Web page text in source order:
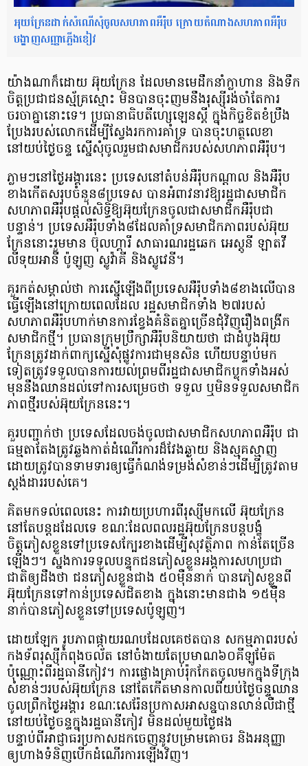
អុយក្រែនដាក់សំណើសុំចូលសហភាពអឺរ៉ុប ក្រោយតំណាងសហភាពអឺរ៉ុប
បង្ហាញសញ្ញាភ្លើងខៀវ
យ៉ាងណាក៏ដោយ អ៊ុយក្រែន ដែលមានមេដឹកនាំក្លាហាន និងទឹក
ចិត្តប្រជាជនស្ម័គ្រស្មោះ មិនបានចុះញមនឹងរុស្ស៊ីរង់ចាំតែការ
ចរចាគ្នានោះទេ។ ប្រធានាធិបតីហ្សេឡេនស្គី ក្នុងកិច្ចខិតខំប្រឹង
ប្រែងរបស់លោកដើម្បីស្វែងរកការគាំទ្រ បានចុះហត្ថលេខា
នៅយប់ថ្ងៃចន្ទ ស្នើសុំចូលរួមជាសមាជិករបស់សហភាពអឺរ៉ុប។
ភ្លាមៗនៅថ្ងៃអង្គារនេះ ប្រទេសនៅតំបន់អឺរ៉ុបកណ្តាល និងអឺរ៉ុប
ខាងកើតសរុបចំនួន៨ប្រទេស បានអំពាវនាវឱ្យរដ្ឋជាសមាជិក
សហភាពអឺរ៉ុបផ្តល់សិទ្ធិឱ្យអ៊ុយក្រែនចូលជាសមាជិកអឺរ៉ុបជា
បន្ទាន់។ ប្រទេសអឺរ៉ុបទាំង៨ដែលគាំទ្រសមាជិកភាពរបស់អ៊ុយ
ក្រែននោះរួមមាន ប៊ុលហ្គារី សាធារណរដ្ឋឆេក អេស្តូនី ឡាតវី
លីទុយអានី ប៉ូឡូញ ស្លូវ៉ាគី និងស្លូវេនី។
គួរកត់សម្គាល់ថា ការស្នើឡើងពីប្រទេសអឺរ៉ុបទាំង៨ខាងលើបាន
ធ្វើឡើងនៅក្រោយពេលដែល រដ្ឋសមាជិកទាំង ២៧របស់
សហភាពអឺរ៉ុបហាក់មានការខ្វែងគំនិតគ្នាច្រើនជុំវិញរឿងពង្រីក
សមាជិកថ្មី។ ប្រធានក្រុមប្រឹក្សាអឺរ៉ុបនិយាយថា ជាដំបូងអ៊ុយ
ក្រែនត្រូវដាក់ពាក្យស្នើសុំផ្លូវការជាមុនសិន ហើយបន្ទាប់មក
ទៀតត្រូវទទួលបានការយល់ព្រមពីរដ្ឋជាសមាជិកប្លុកទាំងអស់
មុននឹងឈានដល់ទៅការសម្រេចថា ទទួល ឬមិនទទួលសមាជិក
ភាពថ្មីរបស់អ៊ុយក្រែននេះ។
គួរបញ្ជាក់ថា ប្រទេសដែលចង់ចូលជាសមាជិកសហភាពអឺរ៉ុប ជា
ធម្មតាតែងត្រូវឆ្លងកាត់ដំណើរការដ៏វែងឆ្ងាយ និងស្មុគស្មាញ
ដោយត្រូវបានទាមទារឲ្យធ្វើកំណង់ទម្រង់សំខាន់ៗដើម្បីត្រូវតាម
ស្តង់ដាររបស់គេ។
គិតមកទល់ពេលនេះ ការវាយប្រហារពីរុស្ស៊ីមកលើ អ៊ុយក្រែន
នៅតែបន្តដដែលទេ ខណៈដែលពលរដ្ឋអ៊ុយក្រែនបន្តបង្ខំ
ចិត្តភៀសខ្លួនទៅប្រទេសក្បែរខាងដើម្បីសុវត្ថិភាព កាន់តែច្រើន
ឡើងៗ។ ស្នងការទទួលបន្ទុកជនភៀសខ្លួនអង្គការសហប្រជា
ជាតិឲ្យដឹងថា ជនភៀសខ្លួនជាង ៥០ម៉ឺននាក់ បានភៀសខ្លួនពី
អ៊ុយក្រែនទៅកាន់ប្រទេសជិតខាង ក្នុងនោះមានជាង ១៥ម៉ឺន
នាក់បានភៀសខ្លួនទៅប្រទេសប៉ូឡូញ។
ដោយឡែក រូបភាពផ្កាយរណបដែលគេថតបាន សកម្មភាពរបស់
កងទ័ពរុស្ស៊ីកំពុងចល័ត នៅចំងាយតែប្រមាណ៦០គីឡូម៉ែត
ប៉ុណ្ណោះពីរដ្ឋធានីកៀវ។ ការផ្លោងគ្រាប់រ៉ុកកែតចូលមកក្នុងទីក្រុង
សំខាន់ៗរបស់អ៊ុយក្រែន នៅតែកើតមានកាលពីយប់ថ្ងៃចន្ទឈាន
ចូលព្រឹកថ្ងៃអង្គារ ខណៈសេរ៉ែនប្រកាសអាសន្នបានលាន់លឺជាថ្មី
នៅយប់ថ្ងៃចន្ទក្នុងរដ្ឋធានីកៀវ មិនដល់មួយថ្ងៃផង
បន្ទាប់ពីអាជ្ញាធរប្រកាសដកចេញនូវបម្រាមគោចរ និងអនុញ្ញា
ឲ្យហាងទំនិញបើកដំណើរការឡើងវិញ។